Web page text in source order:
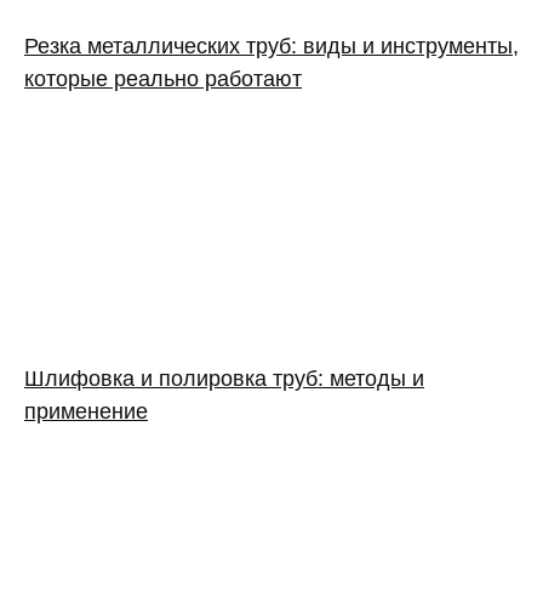
Резка металлических труб: виды и инструменты,
которые реально работают
Шлифовка и полировка труб: методы и
применение